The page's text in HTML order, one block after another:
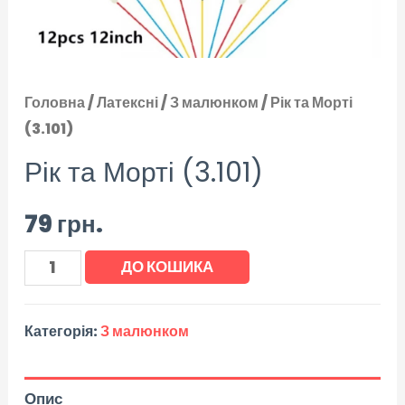
Головна/Латексні/З малюнком/ Рік та Морті
(3.101)
Рік та Морті (3.101)
79грн.
ДО КОШИКА
Категорія:З малюнком
Опис